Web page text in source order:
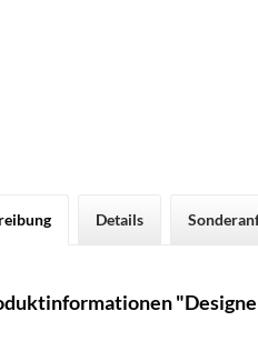
Details